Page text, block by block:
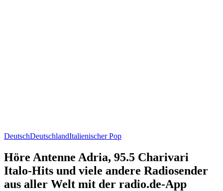
DeutschDeutschlandItalienischer Pop
Höre Antenne Adria, 95.5 Charivari
Italo-Hits und viele andere Radiosender
aus aller Welt mit der radio.de-App